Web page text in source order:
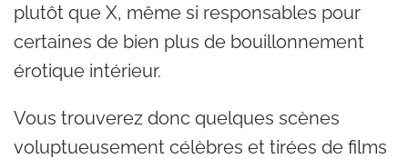
plutôt que X, même si responsables pour
certaines de bien plus de bouillonnement
érotique intérieur.
Vous trouverez donc quelques scènes
voluptueusement célèbres et tirées de films